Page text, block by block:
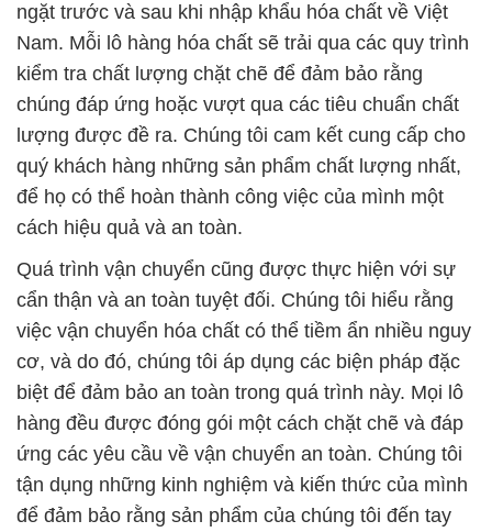
ngặt trước và sau khi nhập khẩu hóa chất về Việt
Nam. Mỗi lô hàng hóa chất sẽ trải qua các quy trình
kiểm tra chất lượng chặt chẽ để đảm bảo rằng
chúng đáp ứng hoặc vượt qua các tiêu chuẩn chất
lượng được đề ra. Chúng tôi cam kết cung cấp cho
quý khách hàng những sản phẩm chất lượng nhất,
để họ có thể hoàn thành công việc của mình một
cách hiệu quả và an toàn.
Quá trình vận chuyển cũng được thực hiện với sự
cẩn thận và an toàn tuyệt đối. Chúng tôi hiểu rằng
việc vận chuyển hóa chất có thể tiềm ẩn nhiều nguy
cơ, và do đó, chúng tôi áp dụng các biện pháp đặc
biệt để đảm bảo an toàn trong quá trình này. Mọi lô
hàng đều được đóng gói một cách chặt chẽ và đáp
ứng các yêu cầu về vận chuyển an toàn. Chúng tôi
tận dụng những kinh nghiệm và kiến thức của mình
để đảm bảo rằng sản phẩm của chúng tôi đến tay